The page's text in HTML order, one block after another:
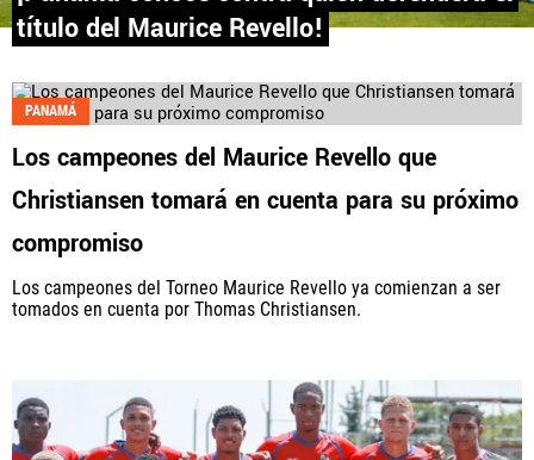
título del Maurice Revello!
PANAMÁ
Los campeones del Maurice Revello que
Christiansen tomará en cuenta para su próximo
compromiso
Los campeones del Torneo Maurice Revello ya comienzan a ser
tomados en cuenta por Thomas Christiansen.